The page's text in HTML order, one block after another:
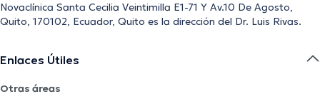
Novaclínica Santa Cecilia Veintimilla E1-71 Y Av.10 De Agosto,
Quito, 170102, Ecuador, Quito es la dirección del Dr. Luis Rivas.
Enlaces Útiles
Otras áreas